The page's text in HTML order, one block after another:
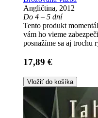
Angličtina, 2012
Do 4 – 5 dní
Tento produkt
vám ho vieme
posnažíme sa aj trochu
17,89 €
Vložiť do košíka